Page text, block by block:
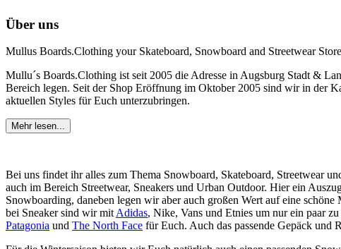
Über uns
Mullus Boards.Clothing your Skateboard, Snowboard and Streetwear
Mullu´s Boards.Clothing ist seit 2005 die Adresse in Augsburg Stadt &
Bereich legen. Seit der Shop Eröffnung im Oktober 2005 sind wir in der
aktuellen Styles für Euch unterzubringen.
Mehr lesen...
Bei uns findet ihr alles zum Thema Snowboard, Skateboard, Streetwear
auch im Bereich Streetwear, Sneakers und Urban Outdoor. Hier ein
Snowboarding, daneben legen wir aber auch großen Wert auf eine
bei Sneaker sind wir mit Adidas, Nike, Vans und Etnies um nur ein paar
Patagonia und The North Face für Euch. Auch das passende Gepäck und